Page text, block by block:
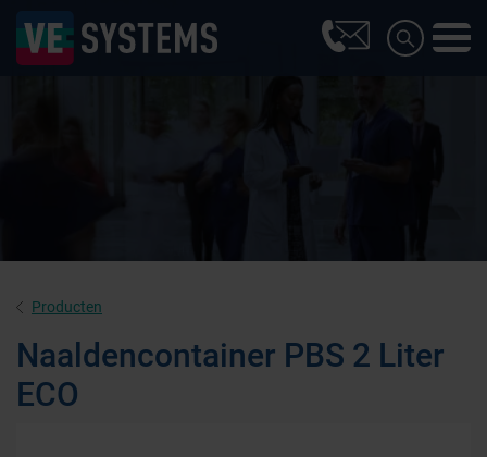
Producten
Naaldencontainer PBS 2 Liter
ECO